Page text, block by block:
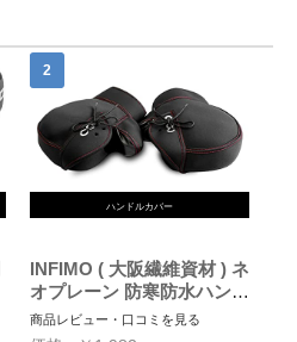
ハンドルカバー
INFIMO ( 大阪繊維資材 ) ネ
オプレーン 防寒防水ハンド
ルカバー ブラック WNHC-
03
商品レビュー・口コミを見る